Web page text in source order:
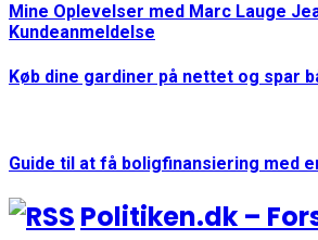
Mine Oplevelser med Marc Lauge
Kundeanmeldelse
Køb dine gardiner på nettet og spar
Guide til at få boligfinansiering med
Politiken.dk –